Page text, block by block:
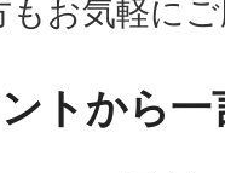
お気軽に
トから一